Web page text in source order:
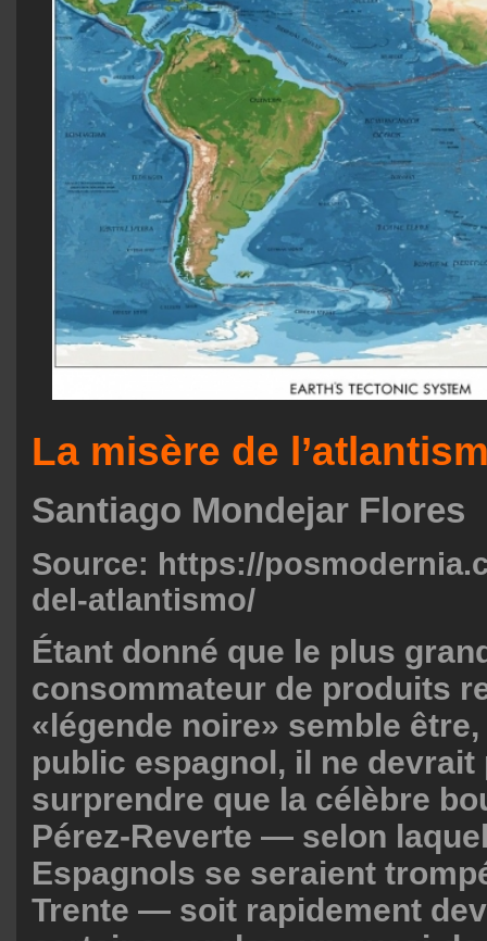
La misère de
Santiago Mondejar Flores
Source: https://
del-atlantismo/
Étant donné que le plus
consommateur de produits
«légende noire» semble
public espagnol, il ne devrait
surprendre que la célèbre
Pérez-Reverte — selon
Espagnols se seraient
Trente — soit rapidement